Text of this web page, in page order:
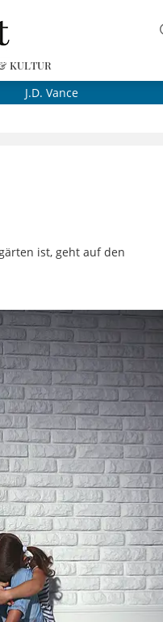
KULTUR
J.D. Vance
ist, geht auf den